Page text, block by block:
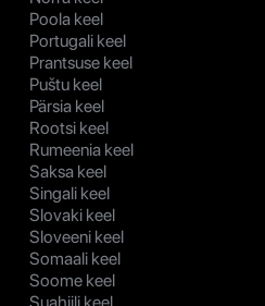
Poola keel
Portugali keel
Prantsuse keel
Puštu keel
Pärsia keel
Rootsi keel
Rumeenia keel
Saksa keel
Singali keel
Slovaki keel
Sloveeni keel
Somaali keel
Soome keel